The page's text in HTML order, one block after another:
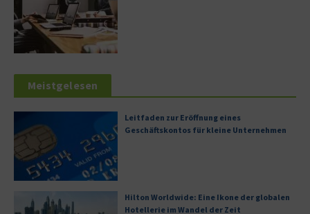
Meistgelesen
Leitfaden zur Eröffnung eines
Geschäftskontos für kleine Unternehmen
Hilton Worldwide: Eine Ikone der globalen
Hotellerie im Wandel der Zeit